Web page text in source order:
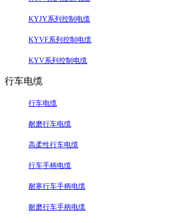
KYJY系列控制电缆
KYVF系列控制电缆
KYV系列控制电缆
行车电缆
行车电缆
耐磨行车电缆
高柔性行车电缆
行车手柄电缆
耐寒行车手柄电缆
耐磨行车手柄电缆